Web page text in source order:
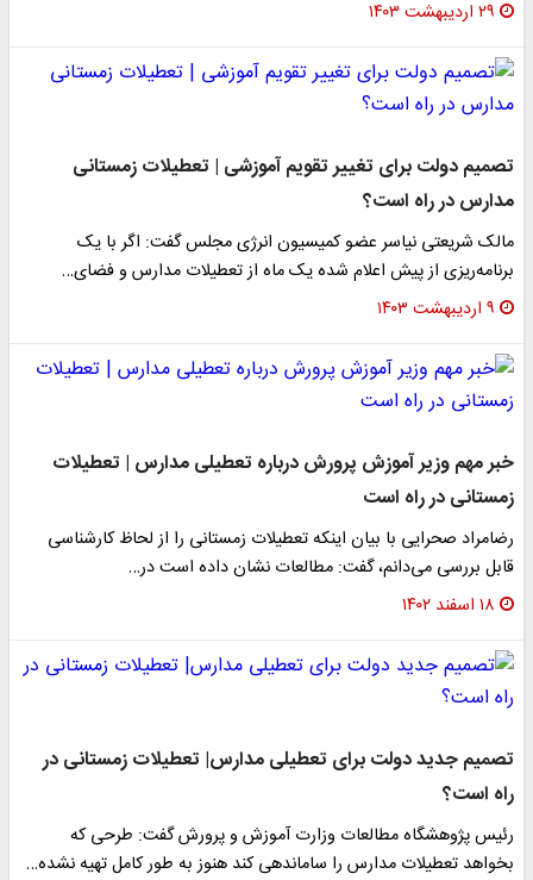
۲۹ اردیبهشت ۱۴۰۳
تصمیم دولت برای تغییر تقویم آموزشی | تعطیلات زمستانی
مدارس در راه است؟
مالک شریعتی نیاسر عضو کمیسیون انرژی مجلس گفت: اگر با یک
برنامه‌ریزی از پیش اعلام شده یک ماه از تعطیلات مدارس و فضای…
۹ اردیبهشت ۱۴۰۳
خبر مهم وزیر آموزش پرورش درباره تعطیلی مدارس | تعطیلات
زمستانی در راه است
رضامراد صحرایی با بیان اینکه تعطیلات زمستانی را از لحاظ کارشناسی
قابل بررسی می‌دانم، گفت: مطالعات نشان داده است در…
۱۸ اسفند ۱۴۰۲
تصمیم جدید دولت برای تعطیلی مدارس| تعطیلات زمستانی در
راه است؟
رئیس پژوهشگاه مطالعات وزارت آموزش و پرورش گفت: طرحی که
بخواهد تعطیلات مدارس را ساماندهی کند هنوز به طور کامل تهیه نشده…